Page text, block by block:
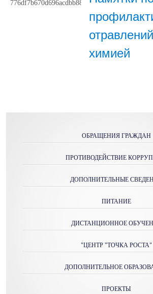
химией
ОБРАЩЕНИЯ ГРАЖДАН
ПРОТИВОДЕЙСТВИЕ
ДОПОЛНИТЕЛЬНЫЕ
ПИТАНИЕ
ДИСТАНЦИОННОЕ
"ЦЕНТР "ТОЧКА РОСТА"
ДОПОЛНИТЕЛЬНОЕ
ПРОЕКТЫ